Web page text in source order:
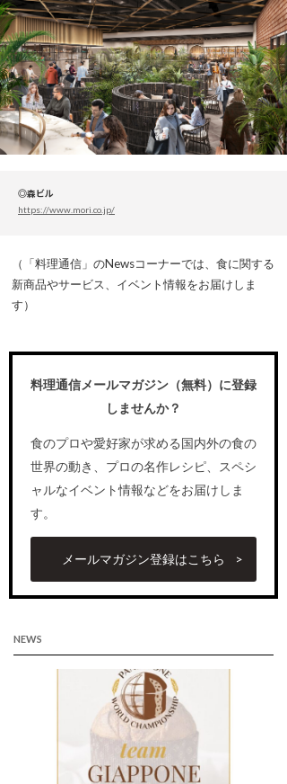
◎森ビル
https://www.mori.co.jp/
（「料理通信」のNewsコーナーでは、食に関する
新商品やサービス、イベント情報をお届けしま
す）
料理通信メールマガジン（無料）に登録
しませんか？
食のプロや愛好家が求める国内外の食の
世界の動き、プロの名作レシピ、スペシ
ャルなイベント情報などをお届けしま
す。
メールマガジン登録はこちら
NEWS